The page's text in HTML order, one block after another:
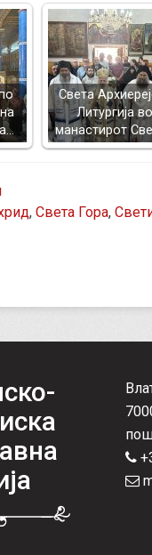
Света
Литургија во
манастирот
, Света Гора,